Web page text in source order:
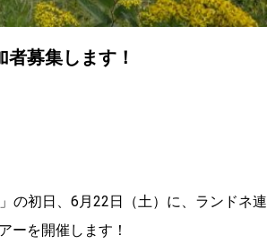
募集します！
」の初日、6月22日（土）に、ランドネ連
ーを開催します！